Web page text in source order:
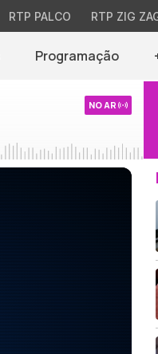
RTP PALCO RTP ZIG
Programação
NO AR